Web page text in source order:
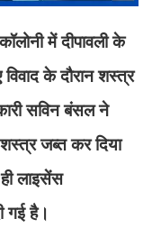
में दीपावली के
के दौरान शस्त्र
सविन बंसल ने
जब्त कर दिया
लाइसेंस
गई है।